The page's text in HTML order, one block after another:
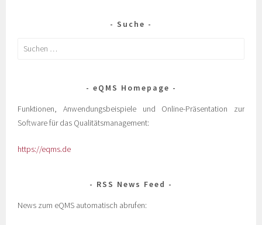
Suche
eQMS Homepage
Funktionen, Anwendungsbeispiele und Online-Präsentation zur
Software für das Qualitätsmanagement:
https://eqms.de
RSS News Feed
News zum eQMS automatisch abrufen: